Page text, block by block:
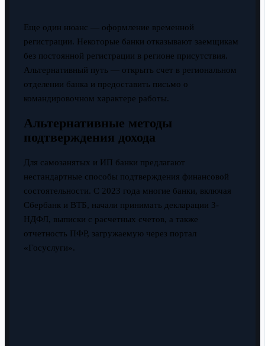
Еще один нюанс — оформление временной
регистрации. Некоторые банки отказывают заемщикам
без постоянной регистрации в регионе присутствия.
Альтернативный путь — открыть счет в региональном
отделении банка и предоставить письмо о
командировочном характере работы.
Альтернативные методы
подтверждения дохода
Для самозанятых и ИП банки предлагают
нестандартные способы подтверждения финансовой
состоятельности. С 2023 года многие банки, включая
Сбербанк и ВТБ, начали принимать декларации 3-
НДФЛ, выписки с расчетных счетов, а также
отчетность ПФР, загружаемую через портал
«Госуслуги».